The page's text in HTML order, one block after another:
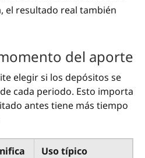
el resultado real también
del aporte
elegir si los depósitos se
cada periodo. Esto importa
antes tiene más tiempo
Uso típico